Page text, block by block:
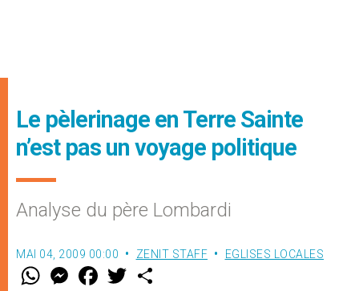
Le pèlerinage en Terre Sainte
n’est pas un voyage politique
Analyse du père Lombardi
MAI 04, 2009 00:00 ZENIT STAFF EGLISES LOCALES
W M
e
F
a w